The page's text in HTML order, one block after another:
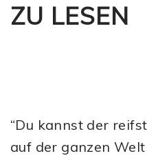
ZU LESEN
“Du kannst der
auf der ganzen